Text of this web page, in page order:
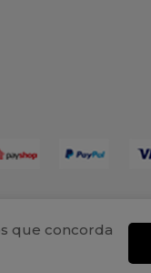
que concorda